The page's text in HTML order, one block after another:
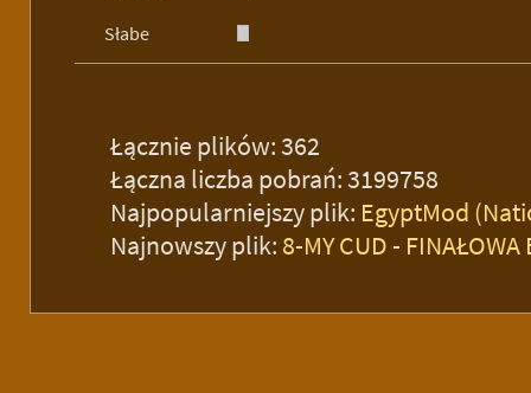
Słabe
Łącznie plików: 362
Łączna liczba pobrań: 3199758
Najpopularniejszy plik: EgyptMod
Najnowszy plik: 8-MY CUD - FINAŁOWA